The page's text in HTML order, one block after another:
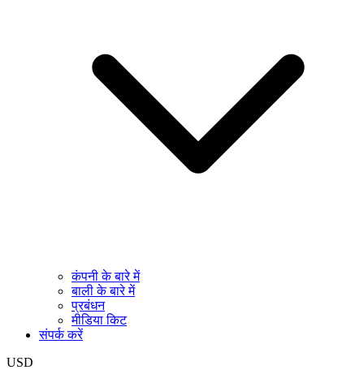
कंपनी के बारे में
बाली के बारे में
प्रबंधन
मीडिया किट
संपर्क करें
USD